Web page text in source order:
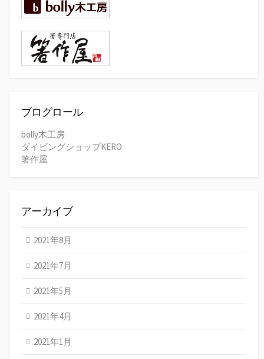
ブログロール
bolly木工房
ダイビングショップKERO
箸作屋
アーカイブ
2021年8月
2021年7月
2021年5月
2021年4月
2021年1月